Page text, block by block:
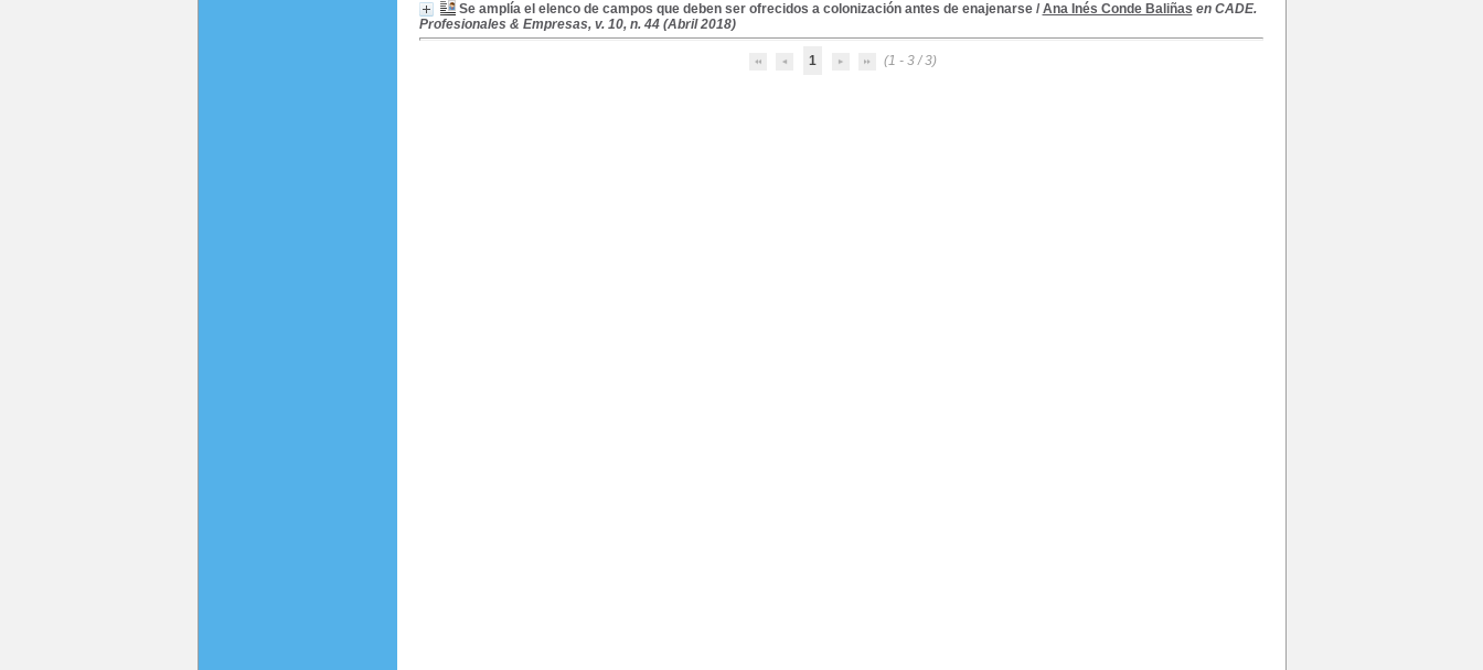
Se amplía el elenco de campos que deben ser ofrecidos a colonización antes de enajenarse/ Ana Inés Conde Baliñas en CADE.
Profesionales & Empresas, v. 10, n. 44 (Abril 2018)
1 (1 - 3 / 3)